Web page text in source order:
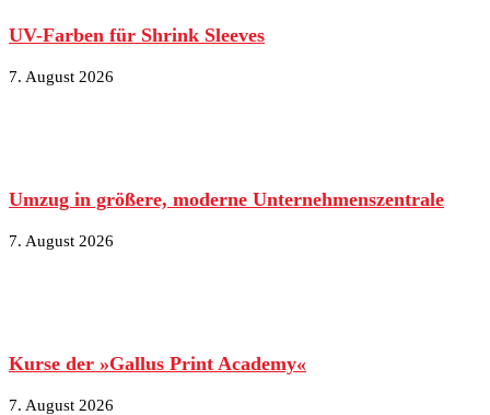
UV-Farben für Shrink Sleeves
7. August 2026
Umzug in größere, moderne Unternehmenszentrale
7. August 2026
Kurse der »Gallus Print Academy«
7. August 2026